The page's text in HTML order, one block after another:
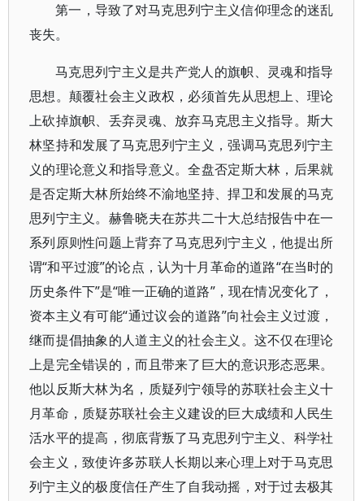
第一，导致了对马克思列宁主义信仰理念的迷乱
丧失。
马克思列宁主义是共产党人的旗帜、灵魂和指导
思想。颠覆社会主义政权，必须首先从思想上、理论
上砍掉旗帜、丢弃灵魂、放弃马克思主义指导。斯大
林坚持和发展了马克思列宁主义，强调马克思列宁主
义的理论意义和指导意义。全盘否定斯大林，后果就
是否定斯大林所始终不渝地坚持、捍卫和发展的马克
思列宁主义。赫鲁晓夫在苏共二十大总结报告中在一
系列原则性问题上背弃了马克思列宁主义，他提出所
谓“和平过渡”的论点，认为十月革命的道路“在当时的
历史条件下”是“唯一正确的道路”，现在情况变化了，
资本主义有可能“通过议会的道路”向社会主义过渡，
继而提倡抽象的人道主义的社会主义。这不仅在理论
上是完全错误的，而且带来了巨大的意识形态恶果。
他以反斯大林为名，质疑列宁领导的苏联社会主义十
月革命，质疑苏联社会主义建设的巨大成绩和人民生
活水平的提高，彻底背叛了马克思列宁主义、科学社
会主义，致使许多苏联人长期以来心理上对于马克思
列宁主义的极度信任产生了自我动摇，对于过去极其